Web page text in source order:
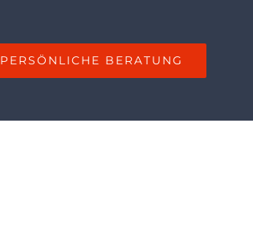
PERSÖNLICHE BERATUNG